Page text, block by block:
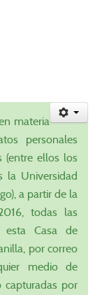
materia
personales
(entre ellos los
la Universidad
a partir de la
todas las
esta Casa de
por correo
medio de
capturadas por